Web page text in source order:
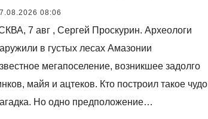
08:06
7 авг , Сергей Проскурин. Археологи
в густых лесах Амазонии
мегапоселение, возникшее задолго
майя и ацтеков. Кто построил такое чудо
Но одно предположение…